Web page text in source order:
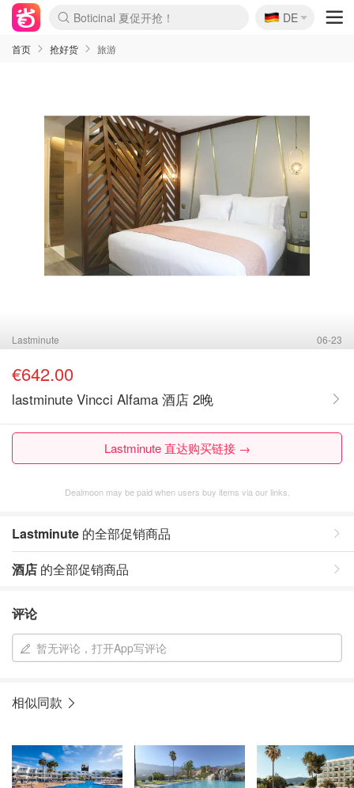
Boticinal 夏促开抢！
4折！lulu周四疯狂上新
还没结束！&OtherStories大促
Joybuy变相75折 随时失效
速领！Stanley独家85折
疑似霸哥！Camper额外叠85折
Zalando 奥莱闪促！每日更新
Moncler反季囤！5折起+叠9折
Coach Brooklyn仅€192
🇩🇪
DE
首页 抢好货 旅游
Lastminute 06-23
€642.00
lastminute Vincci Alfama 酒店 2晚
Lastminute 直达购买链接 →
Dealmoon may be paid when users buy items via our links.
Lastminute 的全部促销商品
酒店 的全部促销商品
评论
暂无评论，打开App写评论
相似同款